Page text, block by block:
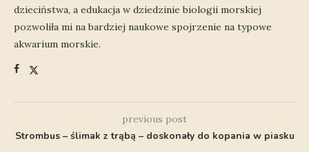
dzieciństwa, a edukacja w dziedzinie biologii morskiej
pozwoliła mi na bardziej naukowe spojrzenie na typowe
akwarium morskie.
previous post
Strombus – ślimak z trąbą – doskonały do kopania w piasku